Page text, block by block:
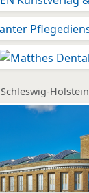
Schleswig-Holstein